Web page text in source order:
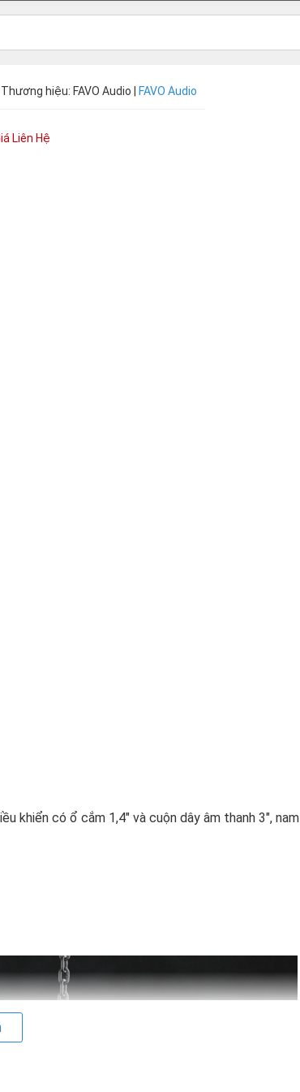
Thương hiệu: FAVO Audio | FAVO Audio
Liên Hệ
khiển có ổ cắm 1,4" và cuộn dây âm thanh 3", nam